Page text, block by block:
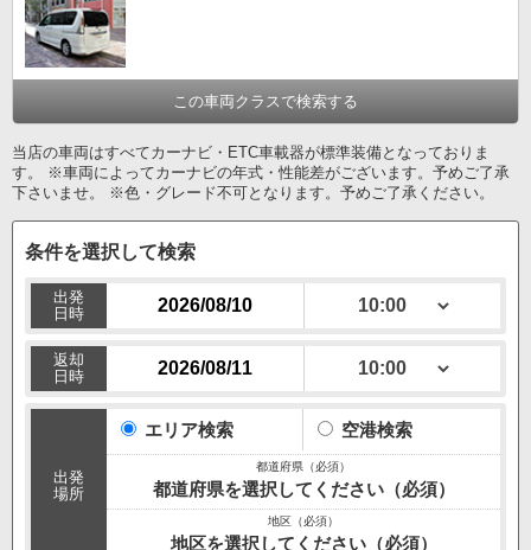
この車両クラスで検索する
当店の車両はすべてカーナビ・ETC車載器が標準装備となっておりま
す。 ※車両によってカーナビの年式・性能差がございます。予めご了承
下さいませ。 ※色・グレード不可となります。予めご了承ください。
条件を選択して検索
出発
日時
返却
日時
出発
場所
エリア検索 空港検索
都道府県を選択してください（必須）
地区を選択してください（必須）